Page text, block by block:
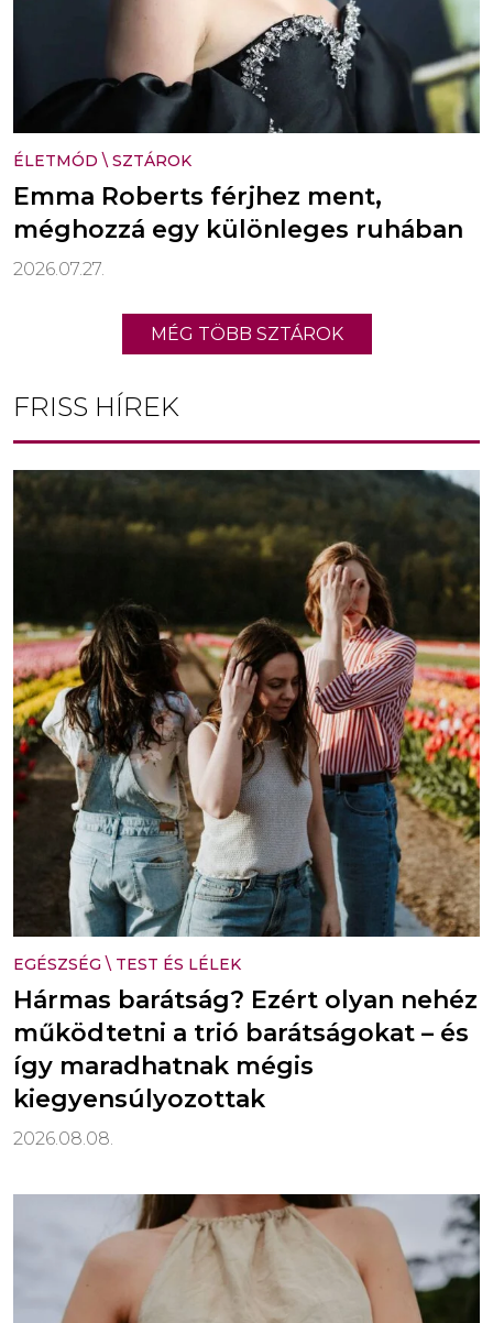
ÉLETMÓD \ SZTÁROK
Emma Roberts férjhez ment,
méghozzá egy különleges ruhában
2026.07.27.
MÉG TÖBB SZTÁROK
FRISS HÍREK
EGÉSZSÉG \ TEST ÉS LÉLEK
Hármas barátság? Ezért olyan nehéz
működtetni a trió barátságokat – és
így maradhatnak mégis
kiegyensúlyozottak
2026.08.08.